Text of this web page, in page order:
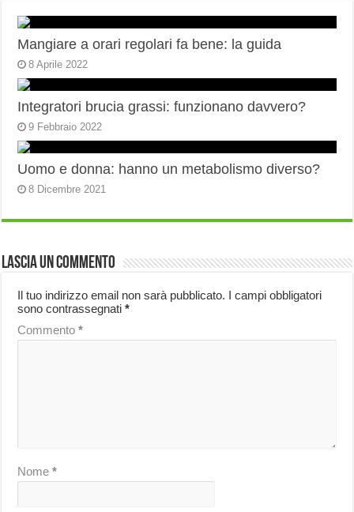
Mangiare a orari regolari fa bene: la guida
8 Aprile 2022
Integratori brucia grassi: funzionano davvero?
9 Febbraio 2022
Uomo e donna: hanno un metabolismo diverso?
8 Dicembre 2021
Lascia un commento
Il tuo indirizzo email non sarà pubblicato. I campi obbligatori
sono contrassegnati*
Commento*
Nome*